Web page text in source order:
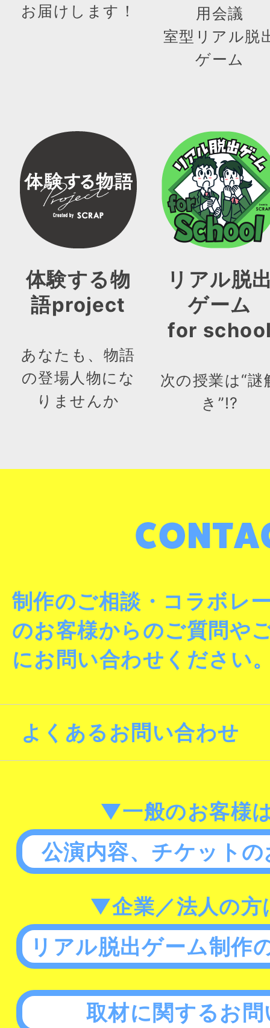
お届けします！
用会議
室型リアル脱
ゲーム
体験する物
語project
あなたも、物語
の登場人物にな
りませんか
リアル脱
ゲーム
for
次の授業は“謎
き”!?
制作のご相談・コラボレ
のお客様からのご質問や
にお問い合わせください
よくあるお問い合わせ
▼一般のお客様
公演内容、チケット
▼企業／法人の方
リアル脱出ゲーム制作
取材に関するお